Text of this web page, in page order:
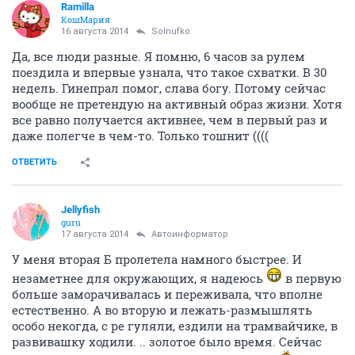
Ramilla
КошМария
16 августа 2014 Solnufko
Да, все люди разные. Я помню, 6 часов за рулем
поездила и впервые узнала, что такое схватки. В 30
недель. Гинепрал помог, слава богу. Потому сейчас
вообще не претендую на активный образ жизни. Хотя
все равно получается активнее, чем в первый раз и
даже полегче в чем-то. Только тошнит ((((
ОТВЕТИТЬ
Jellyfish
guru
17 августа 2014 Автоинформатор
У меня вторая Б пролетела намного быстрее. И
незаметнее для окружающих, я надеюсь
в первую
больше заморачивалась и переживала, что вполне
естественно. А во вторую и лежать-размышлять
особо некогда, с ре гуляли, ездили на трамвайчике, в
развивашку ходили. .. золотое было время. Сейчас